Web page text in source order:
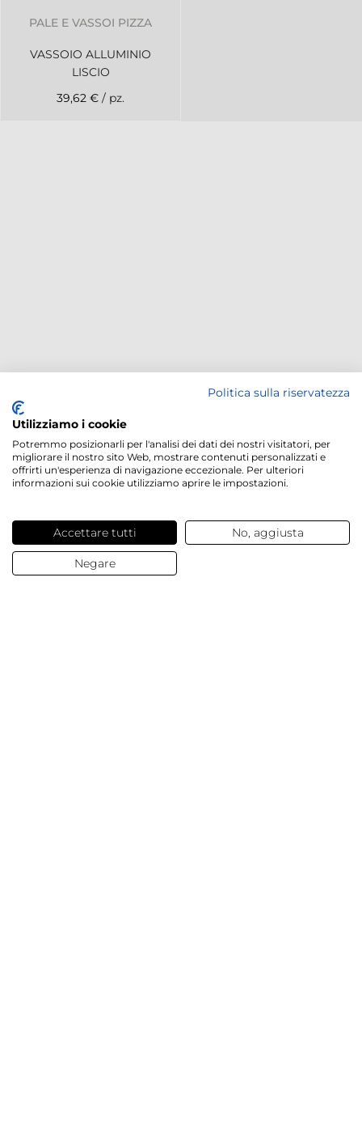
PALE E VASSOI PIZZA
VASSOIO ALLUMINIO
LISCIO
39,62 € / pz.
Politica sulla riservatezza
Utilizziamo i cookie
Potremmo posizionarli per l'analisi dei dati dei nostri visitatori, per
migliorare il nostro sito Web, mostrare contenuti personalizzati e
offrirti un'esperienza di navigazione eccezionale. Per ulteriori
informazioni sui cookie utilizziamo aprire le impostazioni.
Accettare tutti No, aggiusta
Negare